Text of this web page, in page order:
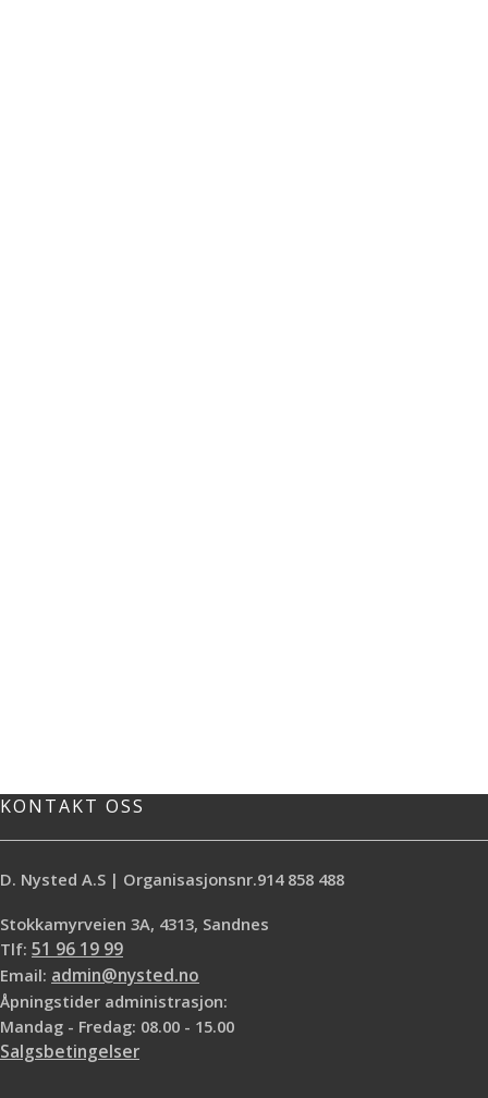
KONTAKT OSS
D. Nysted A.S | Organisasjonsnr.914 858 488
Stokkamyrveien 3A, 4313, Sandnes
Tlf: 51 96 19 99
Email: admin@nysted.no
Åpningstider administrasjon:
Mandag - Fredag: 08.00 - 15.00
Salgsbetingelser